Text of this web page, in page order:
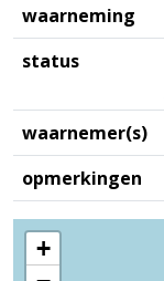
waarneming
status
waarnemer(s)
opmerkingen
+